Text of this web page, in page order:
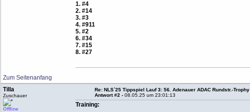
1. #4
2. #14
3. #3
4. #911
5. #2
6. #34
7. #15
8. #27
Zum Seitenanfang
Tilla
Zuschauer
Offline
Re: NLS`25 Tippspiel Lauf 3: 56. Adenauer ADAC Rundstr.-Trophy
Antwort #2 -08.05.25 um 23:01:13
Training: